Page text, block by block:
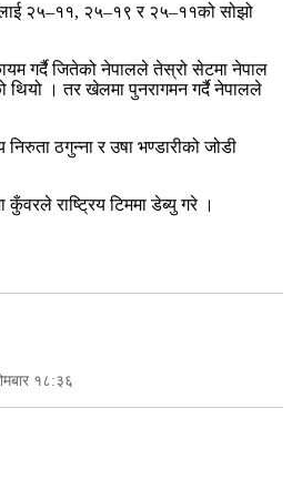
२५–११, २५–१९ र २५–११को सोझो
गर्दै जितेको नेपालले तेस्रो सेटमा नेपाल
थियो । तर खेलमा पुनरागमन गर्दै नेपालले
ठगुन्ना र उषा भण्डारीको जोडी
राष्ट्रिय टिममा डेब्यु गरे ।
१८:३६